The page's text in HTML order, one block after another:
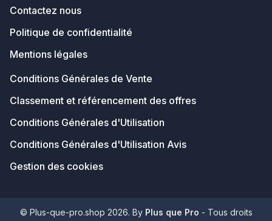
Contactez nous
Politique de confidentialité
Mentions légales
Conditions Générales de Vente
Classement et référencement des offres
Conditions Générales d'Utilisation
Conditions Générales d'Utilisation Avis
Gestion des cookies
© Plus-que-pro.shop 2026. By Plus que Pro - Tous droits